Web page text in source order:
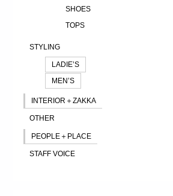
SHOES
TOPS
STYLING
LADIE’S
MEN’S
INTERIOR＋ZAKKA
OTHER
PEOPLE＋PLACE
STAFF VOICE